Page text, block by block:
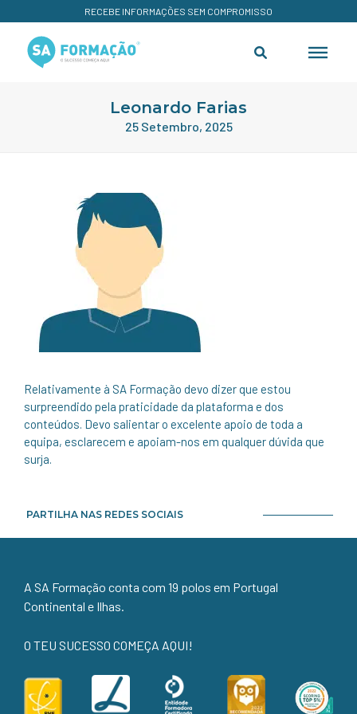
RECEBE INFORMAÇÕES SEM COMPROMISSO
Leonardo Farias
25 Setembro, 2025
Relativamente à SA Formação devo dizer que estou
surpreendido pela praticidade da plataforma e dos
conteúdos. Devo salientar o excelente apoio de toda a
equipa, esclarecem e apoiam-nos em qualquer dúvida que
surja.
PARTILHA NAS REDES SOCIAIS
A SA Formação conta com 19 polos em Portugal
Continental e Ilhas.
O TEU SUCESSO COMEÇA AQUI!